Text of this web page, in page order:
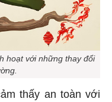
hoạt với những thay đổi
thấy an toàn với